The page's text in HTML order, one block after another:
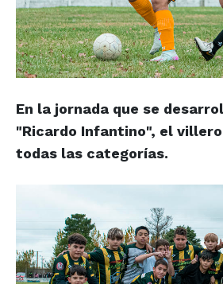
En la jornada que se
"Ricardo Infantino", el
todas las categorías.